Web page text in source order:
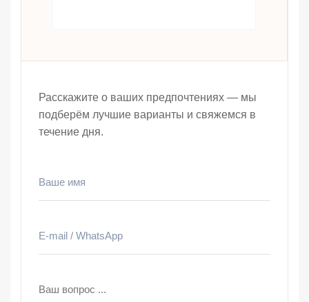
Расскажите о ваших предпочтениях — мы
подберём лучшие варианты и свяжемся в
течение дня.